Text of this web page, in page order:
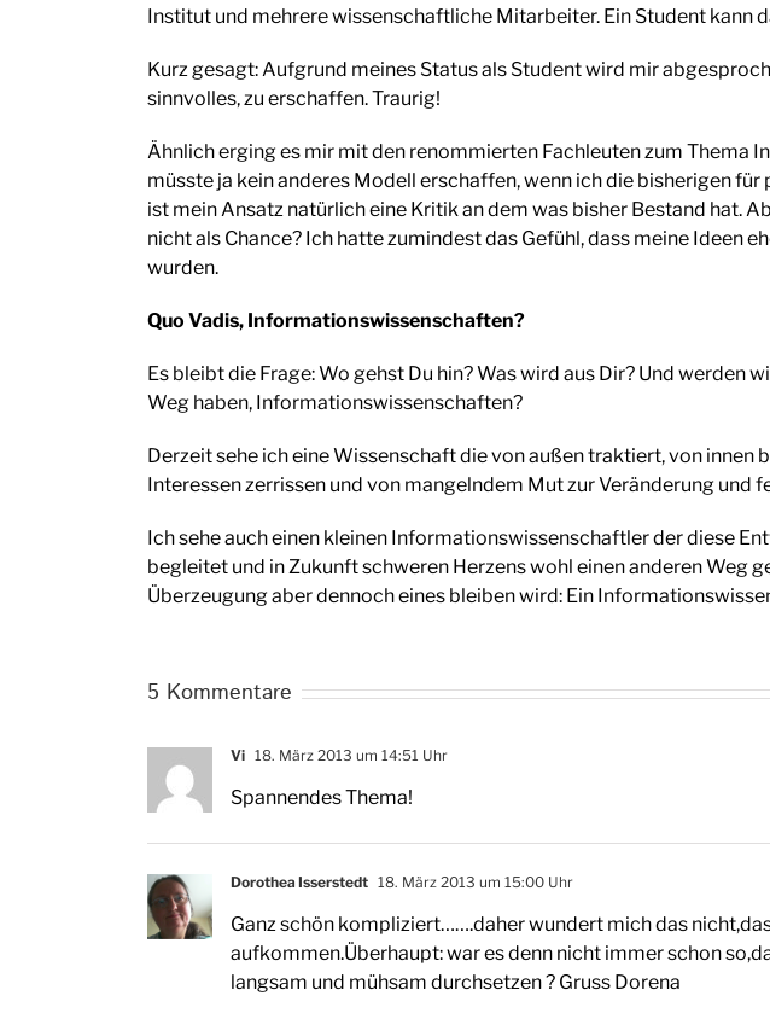
Institut und mehrere wissenschaftliche Mitarbeiter. Ein Student kann
Kurz gesagt: Aufgrund meines Status als Student wird mir
sinnvolles, zu erschaffen. Traurig!
Ähnlich erging es mir mit den renommierten Fachleuten zum Thema
müsste ja kein anderes Modell erschaffen, wenn ich die bisherigen
ist mein Ansatz natürlich eine Kritik an dem was bisher Bestand hat.
nicht als Chance? Ich hatte zumindest das Gefühl, dass meine Ideen
wurden.
Quo Vadis, Informationswissenschaften?
Es bleibt die Frage: Wo gehst Du hin? Was wird aus Dir? Und werden
Weg haben, Informationswissenschaften?
Derzeit sehe ich eine Wissenschaft die von außen traktiert, von innen
Interessen zerrissen und von mangelndem Mut zur Veränderung und
Ich sehe auch einen kleinen Informationswissenschaftler der diese
begleitet und in Zukunft schweren Herzens wohl einen anderen Weg
Überzeugung aber dennoch eines bleiben wird: Ein
5 Kommentare
Vi 18. März 2013 um 14:51 Uhr
Spannendes Thema!
Dorothea Isserstedt 18. März 2013 um 15:00 Uhr
Ganz schön kompliziert…….daher wundert mich das
aufkommen.Überhaupt: war es denn nicht immer schon
langsam und mühsam durchsetzen ? Gruss Dorena